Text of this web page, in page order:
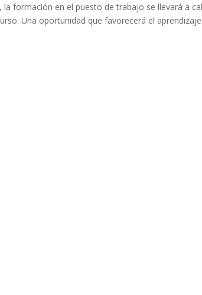
la formación en el puesto de trabajo se llevará a
Una oportunidad que favorecerá el